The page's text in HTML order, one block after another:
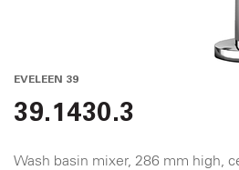
EVELEEN 39
39.1430.3
Wash basin mixer, 286 mm high,